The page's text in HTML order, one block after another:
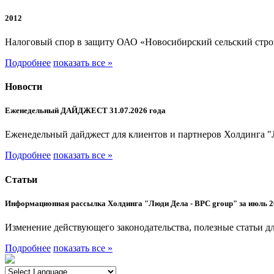
2012
Налоговый спор в защиту ОАО «Новосибирский сельский
Подробнее показать все »
Новости
Еженедельный ДАЙДЖЕСТ 31.07.2026 года
Еженедельный дайджест для клиентов и партнеров Холдинга
Подробнее показать все »
Статьи
Информационная рассылка Холдинга "Люди Дела - BPC group" за июль
Изменение действующего законодательства, полезные
Подробнее показать все »